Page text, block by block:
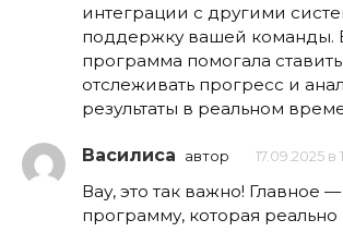
интеграции с другими
поддержку вашей команды.
программа помогала
отслеживать прогресс и
результаты в реальном
Василиса автор 17.09.2025 в
Вау, это так важно! Главное
программу, которая реально